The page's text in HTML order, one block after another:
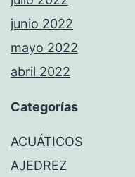
junio 2022
mayo 2022
abril 2022
Categorías
ACUÁTICOS
AJEDREZ